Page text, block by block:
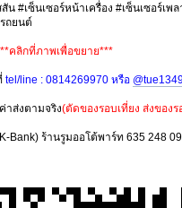
น #เซ็นเซอร์หน้าเครื่อง #เซ็นเซอร์เ
ถยนต์
คลิกที่ภาพเพื่อขยาย***
tel/line : 0814269970 หรือ
าส่งตามจริง(ตัดของรอบเที่ยง ส่งของ
Bank) ร้านรูมออโต้พาร์ท 635 248